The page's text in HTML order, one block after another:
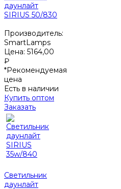
даунлайт
SIRIUS 50/830
Производитель:
SmartLamps
Цена: 5164,00
₽
*Рекомендуемая
цена
Есть в наличии
Купить оптом
Заказать
Светильник
даунлайт